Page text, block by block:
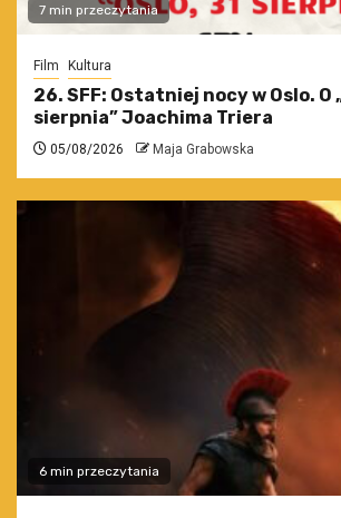
7 min przeczytania
Film Kultura
26. SFF: Ostatniej nocy w Oslo. O
sierpnia” Joachima Triera
05/08/2026 Maja Grabowska
6 min przeczytania